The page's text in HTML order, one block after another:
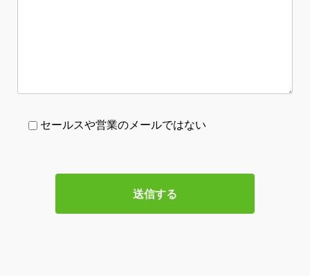
セールスや営業のメールではない